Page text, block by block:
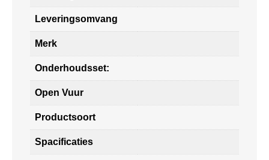
Leveringsomvang
Merk
Onderhoudsset:
Open Vuur
Productsoort
Spacificaties